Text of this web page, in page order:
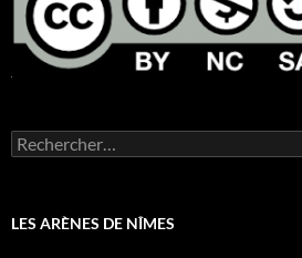
Rechercher :
LES ARÈNES DE NÎMES